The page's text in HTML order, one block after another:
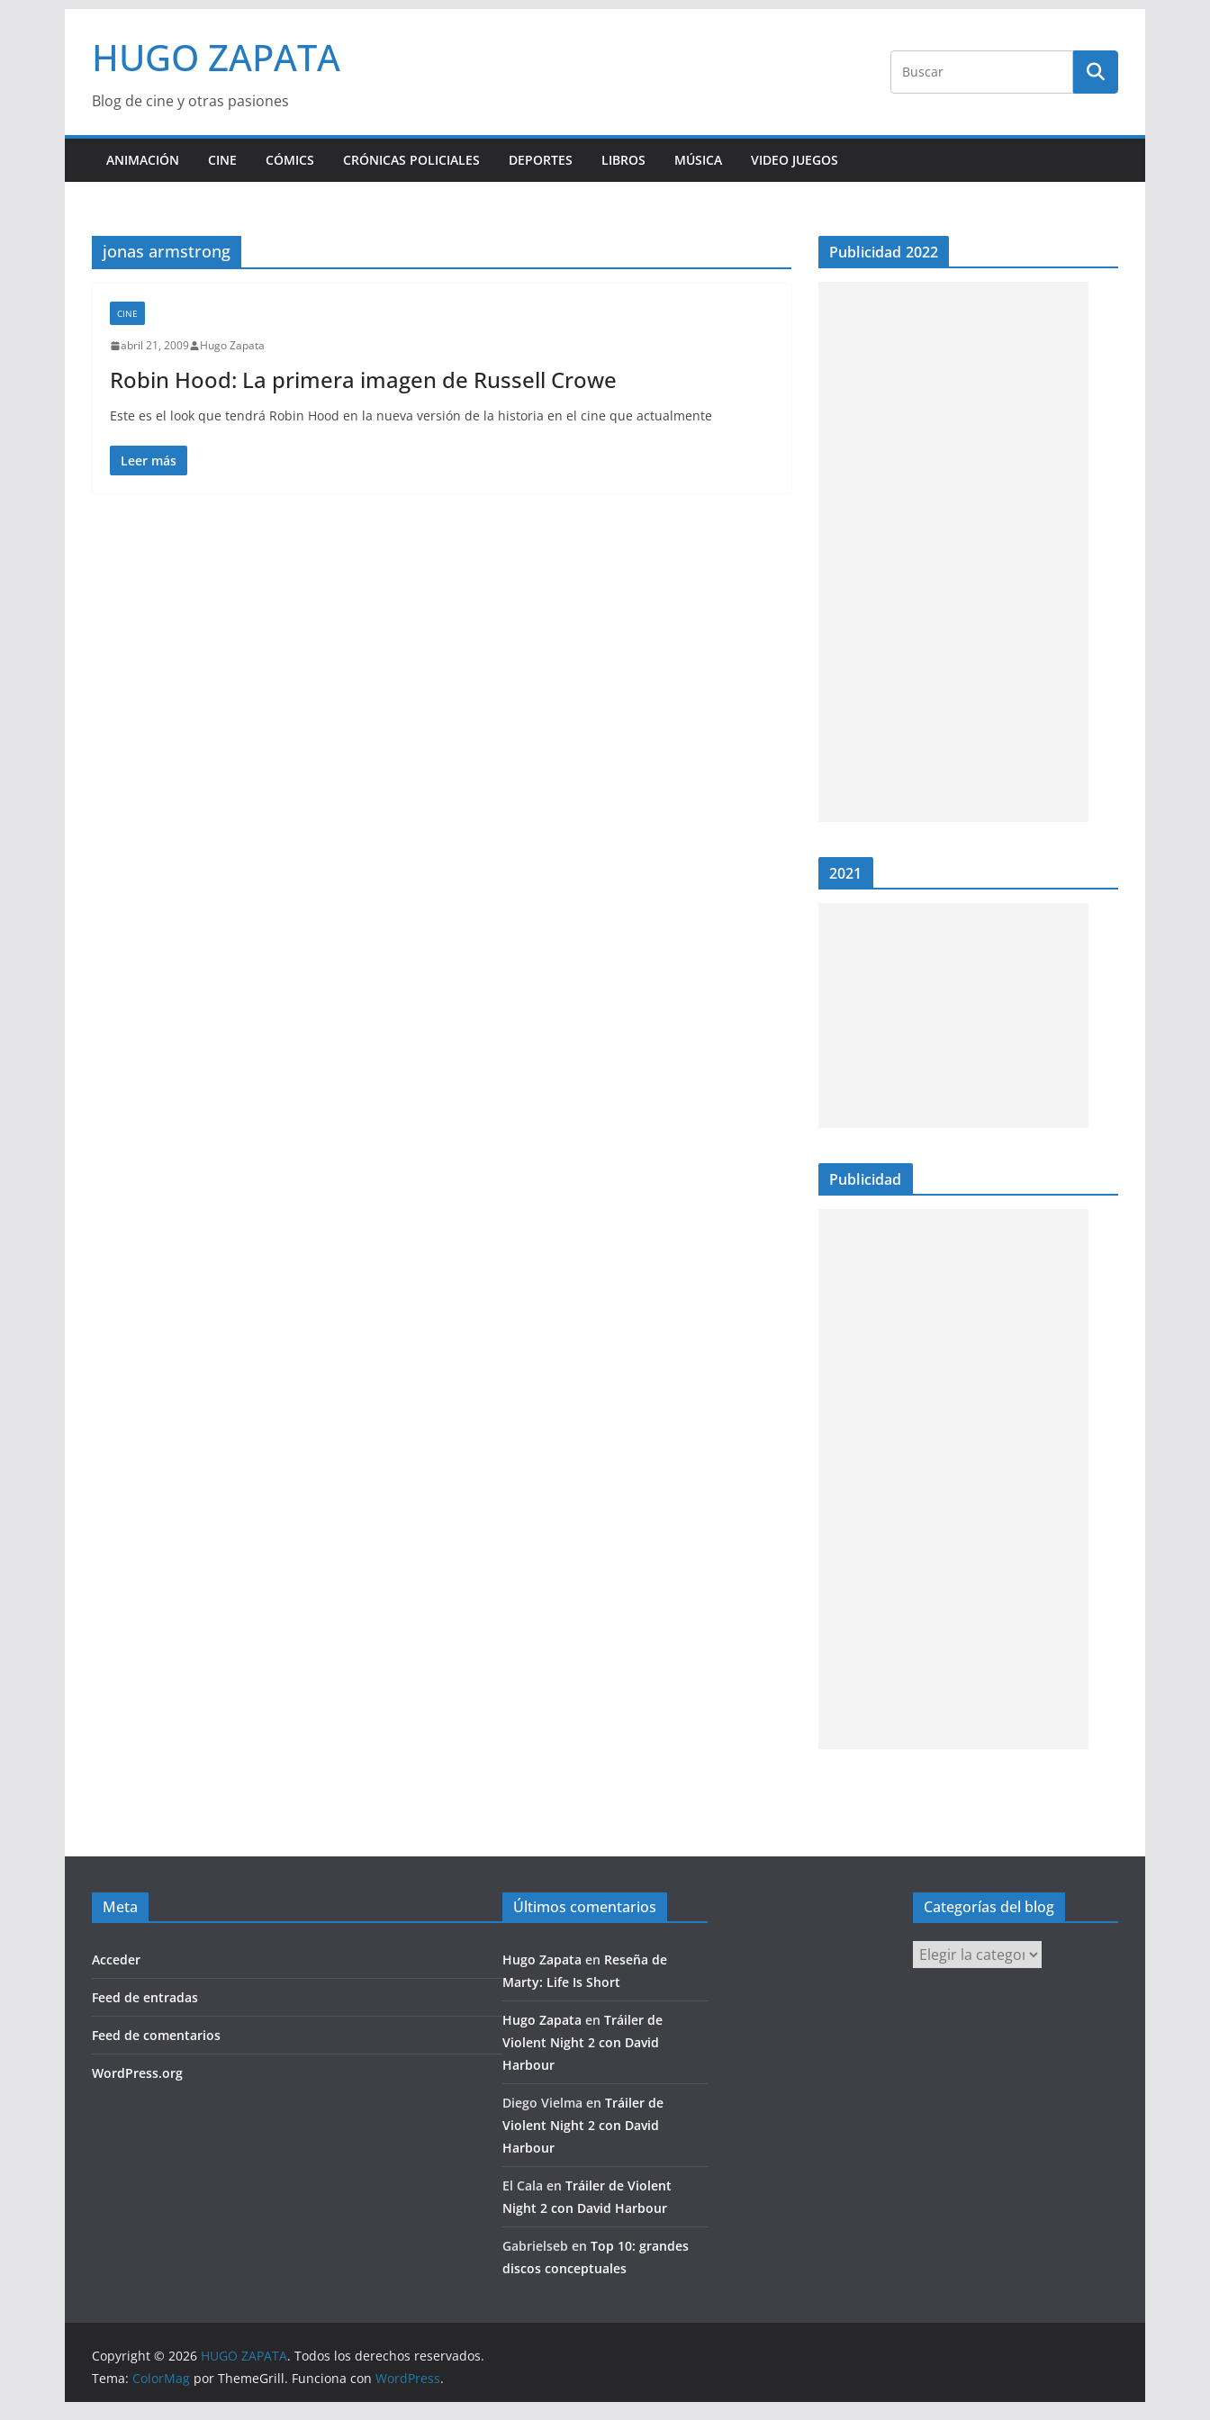
contenido
HUGO ZAPATA
Blog de cine y otras pasiones
ANIMACIÓN CINE CÓMICS CRÓNICAS POLICIALES DEPORTES LIBROS MÚSICA VIDEO JUEGOS
jonas armstrong
CINE
abril 21, 2009 Hugo Zapata
Robin Hood: La primera imagen de Russell Crowe
Este es el look que tendrá Robin Hood en la nueva versión de la historia en el cine que actualmente
Leer más
Publicidad 2022
2021
Publicidad
Meta
Acceder
Feed de entradas
Feed de comentarios
WordPress.org
Últimos comentarios
Hugo Zapata en Reseña de
Marty: Life Is Short
Hugo Zapata en Tráiler de
Violent Night 2 con David
Harbour
Diego Vielma en Tráiler de
Violent Night 2 con David
Harbour
El Cala en Tráiler de Violent
Night 2 con David Harbour
Gabrielseb en Top 10: grandes
discos conceptuales
Categorías del blog
Categorías
del
Copyright © 2026 HUGO ZAPATA. Todos los derechos reservados.
Tema: ColorMag por ThemeGrill. Funciona con WordPress.